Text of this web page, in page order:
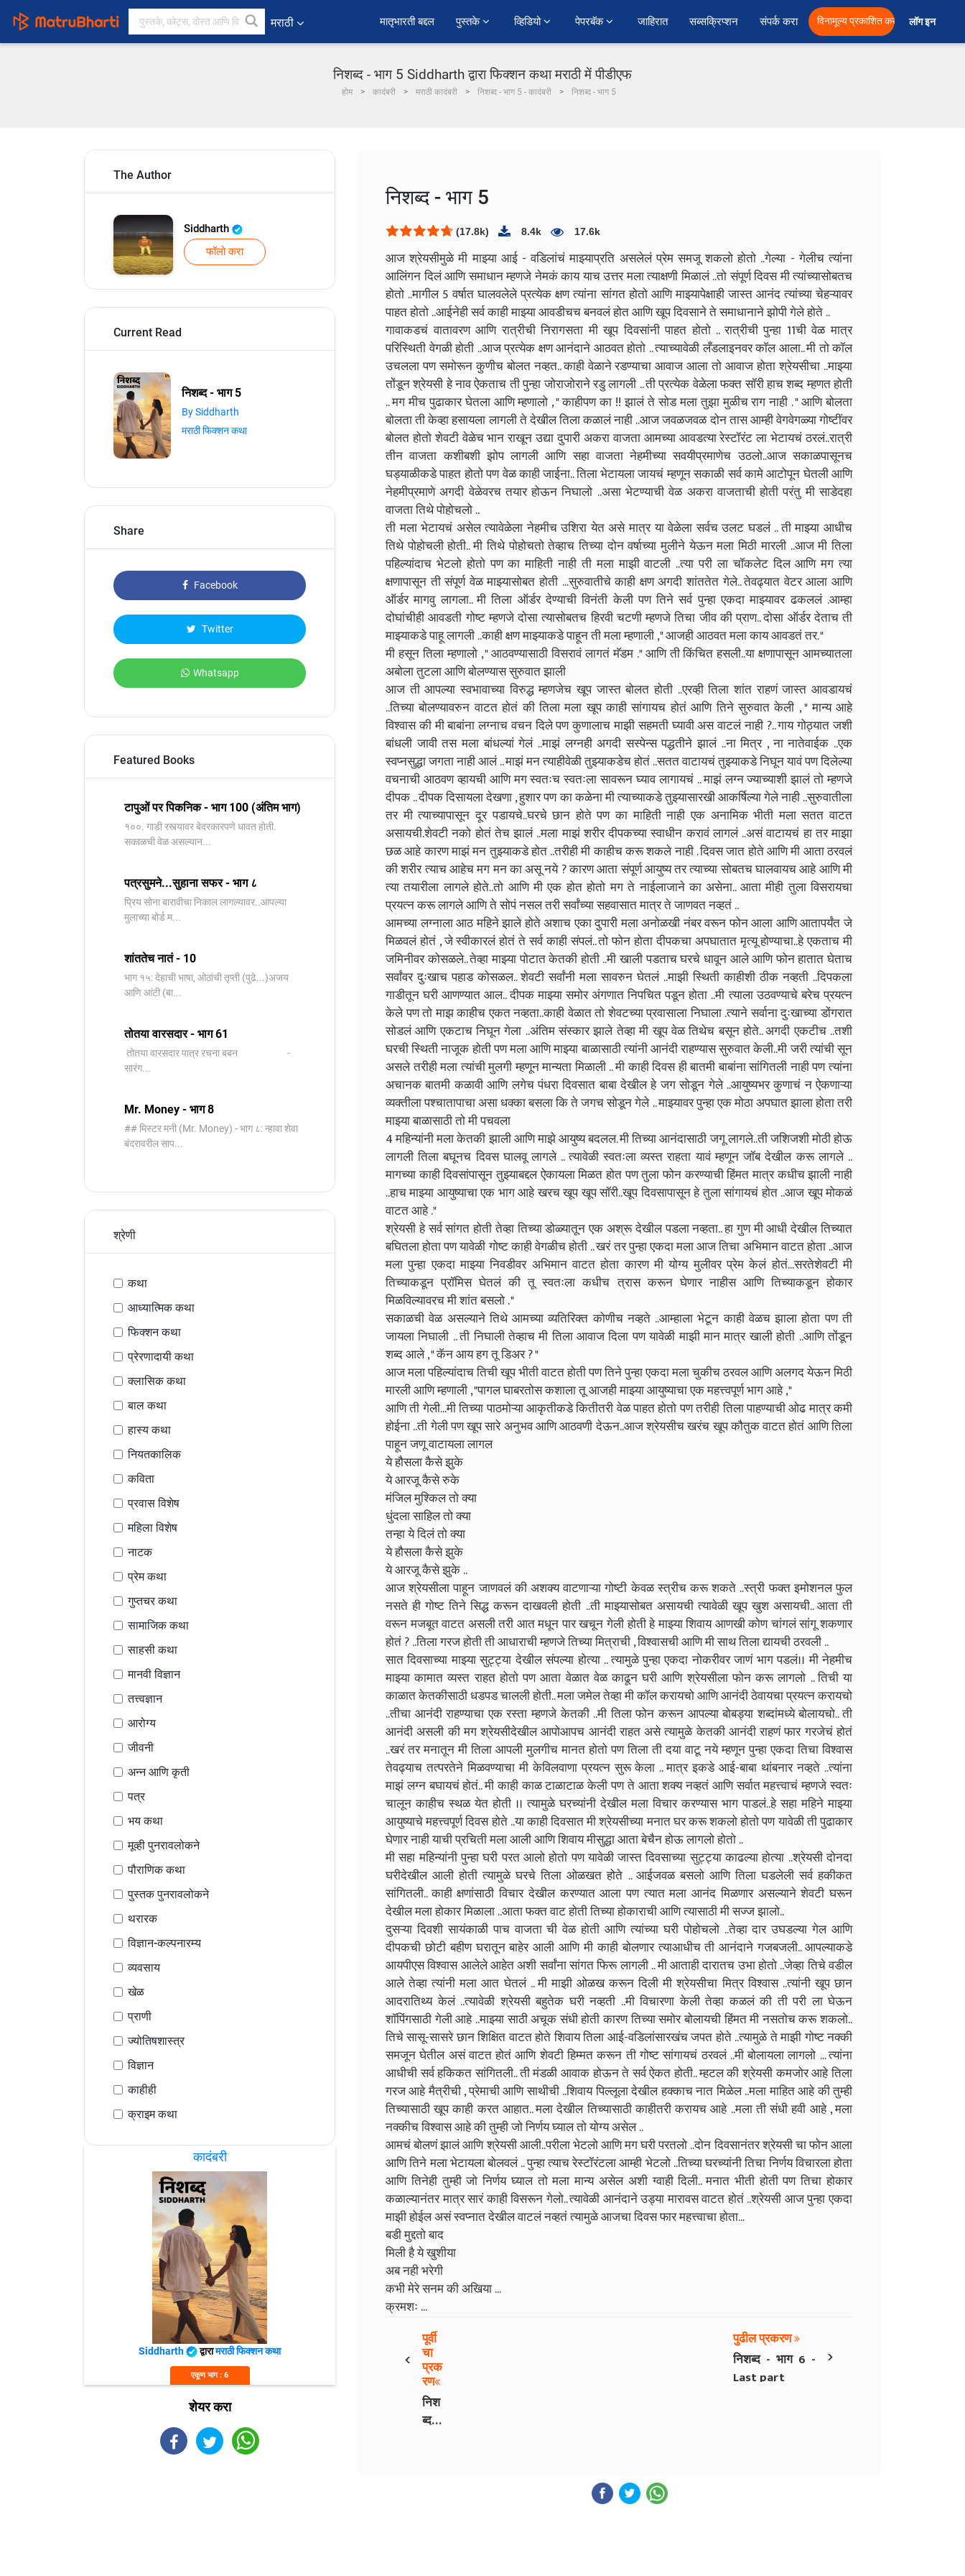
मराठी ﻿मातृभारती बद्दल पुस्तके व्हिडियो पेपरबॅक जाहिरात सब्सक्रिप्शन संपर्क करा विनामूल्य प्रकाशित करा लॉग इन
निशब्द - भाग 5 Siddharth द्वारा फिक्शन कथा मराठी में पीडीएफ
होम कादंबरी मराठी कादंबरी निशब्द - भाग 5 - कादंबरी निशब्द - भाग 5
The Author
Siddharth
फॉलो करा
Current Read
निशब्द - भाग 5
By Siddharth
मराठी फिक्शन कथा
Share
Facebook
Twitter
Whatsapp
Featured Books
टापुओं पर पिकनिक - भाग 100 (अंतिम भाग)
१००. गाडी रस्त्यावर बेदरकारपणे धावत होती.
सकाळची वेळ असल्यान...
पत्रसुमने...सुहाना सफर - भाग ८
प्रिय सोना बारावीचा निकाल लागल्यावर..आपल्या
मुलाच्या बोर्ड म...
शांततेच नातं - 10
भाग १५: देहाची भाषा, ओठांची तृप्ती (पुढे...)अजय
आणि आंटी (बा...
तोतया वारसदार - भाग 61
तोतया वारसदार पात्र रचना बबन -
सारंग...
Mr. Money - भाग 8
## मिस्टर मनी (Mr. Money) - भाग ८: न्हावा शेवा
बंदरावरील साप...
श्रेणी
कथा
आध्यात्मिक कथा
फिक्शन कथा
प्रेरणादायी कथा
क्लासिक कथा
बाल कथा
हास्य कथा
नियतकालिक
कविता
प्रवास विशेष
महिला विशेष
नाटक
प्रेम कथा
गुप्तचर कथा
सामाजिक कथा
साहसी कथा
मानवी विज्ञान
तत्त्वज्ञान
आरोग्य
जीवनी
अन्न आणि कृती
पत्र
भय कथा
मूव्ही पुनरावलोकने
पौराणिक कथा
पुस्तक पुनरावलोकने
थरारक
विज्ञान-कल्पनारम्य
व्यवसाय
खेळ
प्राणी
ज्योतिषशास्त्र
विज्ञान
काहीही
क्राइम कथा
कादंबरी
Siddharth द्वारामराठी फिक्शन कथा
एकूण भाग : 6
शेयर करा
निशब्द - भाग 5
(17.8k) 8.4k 17.6k
आज श्रेयसीमुळे मी माझ्या आई - वडिलांचं माझ्याप्रति असलेलं प्रेम समजू शकलो होतो ..गेल्या - गेलीच त्यांना
आलिंगन दिलं आणि समाधान म्हणजे नेमकं काय याच उत्तर मला त्याक्षणी मिळालं ..तो संपूर्ण दिवस मी त्यांच्यासोबतच
होतो ..मागील 5 वर्षात घालवलेले प्रत्येक क्षण त्यांना सांगत होतो आणि माझ्यापेक्षाही जास्त आनंद त्यांच्या चेहऱ्यावर
पाहत होतो ..आईनेही सर्व काही माझ्या आवडीचच बनवलं होत आणि खूप दिवसाने ते समाधानाने झोपी गेले होते ..
गावाकडचं वातावरण आणि रात्रीची निरागसता मी खूप दिवसांनी पाहत होतो .. रात्रीची पुन्हा 11ची वेळ मात्र
परिस्थिती वेगळी होती ..आज प्रत्येक क्षण आनंदाने आठवत होतो .. त्याच्यावेळी लँडलाइनवर कॉल आला.. मी तो कॉल
उचलला पण समोरून कुणीच बोलत नव्हत.. काही वेळाने रडण्याचा आवाज आला तो आवाज होता श्रेयसीचा ..माझ्या
तोंडून श्रेयसी हे नाव ऐकताच ती पुन्हा जोराजोराने रडु लागली .. ती प्रत्येक वेळेला फक्त सॉरी हाच शब्द म्हणत होती
.. मग मीच पुढाकार घेतला आणि म्हणालो , " काहीपण का !! झालं ते सोड मला तुझा मुळीच राग नाही . " आणि बोलता
बोलता ती केव्हा हसायला लागली ते देखील तिला कळालं नाही ..आज जवळजवळ दोन तास आम्ही वेगवेगळ्या गोष्टींवर
बोलत होतो शेवटी वेळेच भान राखून उद्या दुपारी अकरा वाजता आमच्या आवडत्या रेस्टॉरंट ला भेटायचं ठरलं..रात्री
तीन वाजता कशीबशी झोप लागली आणि सहा वाजता नेहमीच्या सवयीप्रमाणेच उठलो..आज सकाळपासूनच
घड्याळीकडे पाहत होतो पण वेळ काही जाईना.. तिला भेटायला जायचं म्हणून सकाळी सर्व कामे आटोपून घेतली आणि
नेहमीप्रमाणे अगदी वेळेवरच तयार होऊन निघालो ..असा भेटण्याची वेळ अकरा वाजताची होती परंतु मी साडेदहा
वाजता तिथे पोहोचलो ..
ती मला भेटायचं असेल त्यावेळेला नेहमीच उशिरा येत असे मात्र या वेळेला सर्वच उलट घडलंं .. ती माझ्या आधीच
तिथे पोहोचली होती.. मी तिथे पोहोचतो तेव्हाच तिच्या दोन वर्षाच्या मुलीने येऊन मला मिठी मारली ..आज मी तिला
पहिल्यांदाच भेटलो होतो पण का माहिती नाही ती मला माझी वाटली ..त्या परी ला चॉकलेट दिल आणि मग त्या
क्षणापासून ती संपूर्ण वेळ माझ्यासोबत होती ...सुरुवातीचे काही क्षण अगदी शांततेत गेले.. तेवढ्यात वेटर आला आणि
ऑर्डर मागवु लागला.. मी तिला ऑर्डर देण्याची विनंती केली पण तिने सर्व पुन्हा एकदा माझ्यावर ढकललं .आम्हा
दोघांचीही आवडती गोष्ट म्हणजे दोसा त्यासोबतच हिरवी चटणी म्हणजे तिचा जीव की प्राण.. दोसा ऑर्डर देताच ती
माझ्याकडे पाहू लागली ..काही क्षण माझ्याकडे पाहून ती मला म्हणाली ," आजही आठवत मला काय आवडतं तर. "
मी हसून तिला म्हणालो , " आठवण्यासाठी विसरावं लागतं मॅडम ." आणि ती किंचित हसली..या क्षणापासून आमच्यातला
अबोला तुटला आणि बोलण्यास सुरुवात झाली
आज ती आपल्या स्वभावाच्या विरुद्ध म्हणजेच खूप जास्त बोलत होती ..एरव्ही तिला शांत राहणं जास्त आवडायचं
..तिच्या बोलण्यावरुन वाटत होतं की तिला मला खूप काही सांगायच होतं आणि तिने सुरुवात केली , " मान्य आहे
विश्वास की मी बाबांना लग्नाच वचन दिले पण कुणालाच माझी सहमती घ्यावी अस वाटलं नाही ?.. गाय गोठ्यात जशी
बांधली जावी तस मला बांधल्यां गेलं ..माझं लग्नही अगदी सस्पेन्स पद्धतीने झालं ..ना मित्र , ना नातेवाईक ..एक
स्वप्नसुद्धा जगता नाही आलं .. माझं मन त्याहीवेळी तुझ्याकडेच होतं ..सतत वाटायचं तुझ्याकडे निघून यावं पण दिलेल्या
वचनाची आठवण व्हायची आणि मग स्वतःच स्वतःला सावरून घ्याव लागायचं .. माझं लग्न ज्याच्याशी झालं तो म्हणजे
दीपक .. दीपक दिसायला देखणा , हुशार पण का कळेना मी त्याच्याकडे तुझ्यासारखी आकर्षिल्या गेले नाही ..सुरुवातीला
तर मी त्याच्यापासून दूर पडायचे..घरचे छान होते पण का माहिती नाही एक अनामिक भीती मला सतत वाटत
असायची.शेवटी नको होतं तेच झालं ..मला माझं शरीर दीपकच्या स्वाधीन करावं लागलं ..असं वाटायचं हा तर माझा
छळ आहे कारण माझं मन तुझ्याकडे होत ..तरीही मी काहीच करू शकले नाही . दिवस जात होते आणि मी आता ठरवलं
की शरीर त्याच आहेच मग मन का असू नये ? कारण आता संपूर्ण आयुष्य तर त्याच्या सोबतच घालवायच आहे आणि मी
त्या तयारीला लागले होते..तो आणि मी एक होत होतो मग ते नाईलाजाने का असेना.. आता मीही तुला विसरायचा
प्रयत्न करू लागले आणि ते सोपं नसल तरी सर्वांच्या सहवासात मात्र ते जाणवत नव्हतं ..
आमच्या लग्नाला आठ महिने झाले होते अशाच एका दुपारी मला अनोळखी नंबर वरून फोन आला आणि आतापर्यंत जे
मिळवलं होतं , जे स्वीकारलं होतं ते सर्व काही संपलं.. तो फोन होता दीपकचा अपघातात मृत्यू होण्याचा..हे एकताच मी
जमिनीवर कोसळले.. तेव्हा माझ्या पोटात केतकी होती ..मी खाली पडताच घरचे धावून आले आणि फोन हातात घेताच
सर्वांवर दुःखाच पहाड कोसळल.. शेवटी सर्वांनी मला सावरुन घेतलं ..माझी स्थिती काहीशी ठीक नव्हती ..दिपकला
गाडीतून घरी आणण्यात आल.. दीपक माझ्या समोर अंगणात निपचित पडून होता ..मी त्याला उठवण्याचे बरेच प्रयत्न
केले पण तो माझ काहीच एकत नव्हता..काही वेळात तो शेवटच्या प्रवासाला निघाला .त्याने सर्वाना दुःखाच्या डोंगरात
सोडलं आणि एकटाच निघून गेला ..अंतिम संस्कार झाले तेव्हा मी खूप वेळ तिथेच बसून होते.. अगदी एकटीच ..तशी
घरची स्थिती नाजूक होती पण मला आणि माझ्या बाळासाठी त्यांनी आनंदी राहण्यास सुरुवात केली..मी जरी त्यांची सून
असले तरीही मला त्यांची मुलगी म्हणून मान्यता मिळाली .. मी काही दिवस ही बातमी बाबांना सांगितली नाही पण त्यांना
अचानक बातमी कळावी आणि लगेच पंधरा दिवसात बाबा देखील हे जग सोडून गेले ..आयुष्यभर कुणाचं न ऐकणाऱ्या
व्यक्तीला पश्चातापाचा असा धक्का बसला कि ते जगच सोडून गेले .. माझ्यावर पुन्हा एक मोठा अपघात झाला होता तरी
माझ्या बाळासाठी तो मी पचवला
4 महिन्यांनी मला केतकी झाली आणि माझे आयुष्य बदलल. मी तिच्या आनंदासाठी जगू लागले..ती जशिजशी मोठी होऊ
लागली तिला बघूनच दिवस घालवू लागले .. त्यावेळी स्वतःला व्यस्त राहता यावं म्हणून जॉब देखील करू लागले ..
मागच्या काही दिवसांपासून तुझ्याबद्दल ऐकायला मिळत होत पण तुला फोन करण्याची हिंमत मात्र कधीच झाली नाही
..हाच माझ्या आयुष्याचा एक भाग आहे खरच खूप खूप सॉरी..खूप दिवसापासून हे तुला सांगायचं होत ..आज खूप मोकळं
वाटत आहे ."
श्रेयसी हे सर्व सांगत होती तेव्हा तिच्या डोळ्यातून एक अश्रू देखील पडला नव्हता.. हा गुण मी आधी देखील तिच्यात
बघितला होता पण यावेळी गोष्ट काही वेगळीच होती .. खरं तर पुन्हा एकदा मला आज तिचा अभिमान वाटत होता ..आज
मला पुन्हा एकदा माझ्या निवडीवर अभिमान वाटत होता कारण मी योग्य मुलीवर प्रेम केलं होतं...सरतेशेवटी मी
तिच्याकडून प्रॉमिस घेतलं की तू स्वतःला कधीच त्रास करून घेणार नाहीस आणि तिच्याकडून होकार
मिळविल्यावरच मी शांत बसलो . "
सकाळची वेळ असल्याने तिथे आमच्या व्यतिरिक्त कोणीच नव्हते ..आम्हाला भेटून काही वेळच झाला होता पण ती
जायला निघाली .. ती निघाली तेव्हाच मी तिला आवाज दिला पण यावेळी माझी मान मात्र खाली होती ..आणि तोंडून
शब्द आले , " कॅन आय हग तू डिअर ? "
आज मला पहिल्यांदाच तिची खूप भीती वाटत होती पण तिने पुन्हा एकदा मला चुकीच ठरवल आणि अलगद येऊन मिठी
मारली आणि म्हणाली , "पागल घाबरतोस कशाला तू आजही माझ्या आयुष्याचा एक महत्त्वपूर्ण भाग आहे ,"
आणि ती गेली...मी तिच्या पाठमोऱ्या आकृतीकडे कितीतरी वेळ पाहत होतो पण तरीही तिला पाहण्याची ओढ मात्र कमी
होईना ..ती गेली पण खूप सारे अनुभव आणि आठवणी देऊन..आज श्रेयसीच खरंच खूप कौतुक वाटत होतं आणि तिला
पाहून जणू वाटायला लागल
ये हौसला कैसे झुके
ये आरजू कैसे रुके
मंजिल मुश्किल तो क्या
धुंदला साहिल तो क्या
तन्हा ये दिलं तो क्या
ये हौसला कैसे झुके
ये आरजू कैसे झुके ..
आज श्रेयसीला पाहून जाणवलं की अशक्य वाटणाऱ्या गोष्टी केवळ स्त्रीच करू शकते ..स्त्री फक्त इमोशनल फुल
नसते ही गोष्ट तिने सिद्ध करून दाखवली होती ..ती माझ्यासोबत असायची त्यावेळी खूप खुश असायची.. आता ती
वरून मजबूत वाटत असली तरी आत मधून पार खचून गेली होती हे माझ्या शिवाय आणखी कोण चांगलं सांगू शकणार
होतं ? ..तिला गरज होती ती आधाराची म्हणजे तिच्या मित्राची , विश्वासची आणि मी साथ तिला द्यायची ठरवली ..
सात दिवसाच्या माझ्या सुट्ट्या देखील संपल्या होत्या .. त्यामुळे पुन्हा एकदा नोकरीवर जाणं भाग पडलं।। मी नेहमीच
माझ्या कामात व्यस्त राहत होतो पण आता वेळात वेळ काढून घरी आणि श्रेयसीला फोन करू लागलो .. तिची या
काळात केतकीसाठी धडपड चालली होती.. मला जमेल तेव्हा मी कॉल करायचो आणि आनंदी ठेवायचा प्रयत्न करायचो
..तीचा आनंदी राहण्याचा एक रस्ता म्हणजे केतकी ..मी तिला फोन करून आपल्या बोबड्या शब्दांमध्ये बोलायचो.. ती
आनंदी असली की मग श्रेयसीदेखील आपोआपच आनंदी राहत असे त्यामुळे केतकी आनंदी राहणं फार गरजेचं होतं
..खरं तर मनातून मी तिला आपली मुलगीच मानत होतो पण तिला ती दया वाटू नये म्हणून पुन्हा एकदा तिचा विश्वास
तेवढ्याच तत्परतेने मिळवण्याचा मी केविलवाणा प्रयत्न सुरू केला .. मात्र इकडे आई-बाबा थांबनार नव्हते ..त्यांना
माझं लग्न बघायचं होतं.. मी काही काळ टाळाटाळ केली पण ते आता शक्य नव्हतं आणि सर्वात महत्त्वाचं म्हणजे स्वतः
चालून काहीच स्थळ येत होती ।। त्यामुळे घरच्यांनी देखील मला विचार करण्यास भाग पाडलं..हे सहा महिने माझ्या
आयुष्याचे महत्त्वपूर्ण दिवस होते ..या काही दिवसात मी श्रेयसीच्या मनात घर करू शकलो होतो पण यावेळी ती पुढाकार
घेणार नाही याची प्रचिती मला आली आणि शिवाय मीसुद्धा आता बेचैन होऊ लागलो होतो ..
मी सहा महिन्यांनी पुन्हा घरी परत आलो होतो पण यावेळी जास्त दिवसाच्या सुट्ट्या काढल्या होत्या ..श्रेयसी दोनदा
घरीदेखील आली होती त्यामुळे घरचे तिला ओळखत होते .. आईजवळ बसलो आणि तिला घडलेली सर्व हकीकत
सांगितली.. काही क्षणांसाठी विचार देखील करण्यात आला पण त्यात मला आनंद मिळणार असल्याने शेवटी घरून
देखील मला होकार मिळाला ..आता फक्त वाट होती तिच्या होकाराची आणि त्यासाठी मी सज्ज झालो..
दुसऱ्या दिवशी सायंकाळी पाच वाजता ची वेळ होती आणि त्यांच्या घरी पोहोचलो ..तेव्हा दार उघडल्या गेल आणि
दीपकची छोटी बहीण घरातून बाहेर आली आणि मी काही बोलणार त्याआधीच ती आनंदाने गजबजली.. आपल्याकडे
आयपीएस विश्वास आलेले आहेत अशी सर्वांना सांगत फिरू लागली .. मी आताही दारातच उभा होतो ..जेव्हा तिचे वडील
आले तेव्हा त्यांनी मला आत घेतलं .. मी माझी ओळख करून दिली मी श्रेयसीचा मित्र विश्वास ..त्यांनी खूप छान
आदरातिथ्य केलं ..त्यावेळी श्रेयसी बहुतेक घरी नव्हती ..मी विचारणा केली तेव्हा कळलं की ती परी ला घेऊन
शॉपिंगसाठी गेली आहे ..माझ्या साठी अचूक संधी होती कारण तिच्या समोर बोलायची हिंमत मी नसतोच करू शकलो..
तिचे सासू-सासरे छान शिक्षित वाटत होते शिवाय तिला आई-वडिलांसारखंच जपत होते ..त्यामुळे ते माझी गोष्ट नक्की
समजून घेतील असं वाटत होतं आणि शेवटी हिम्मत करून ती गोष्ट सांगायचं ठरवलं ..मी बोलायला लागलो ... त्यांना
आधीची सर्व हकिकत सांगितली.. ती मंडळी आवाक होऊन ते सर्व ऐकत होती.. म्हटल की श्रेयसी कमजोर आहे तिला
गरज आहे मैत्रीची , प्रेमाची आणि साथीची ..शिवाय पिल्लूला देखील हक्काच नात मिळेल ..मला माहित आहे की तुम्ही
तिच्यासाठी खूप काही करत आहात.. मला देखील तिच्यासाठी काहीतरी करायच आहे ..मला ती संधी हवी आहे , मला
नक्कीच विश्वास आहे की तुम्ही जो निर्णय घ्याल तो योग्य असेल ..
आमचं बोलणं झालं आणि श्रेयसी आली..परीला भेटलो आणि मग घरी परतलो ..दोन दिवसानंतर श्रेयसी चा फोन आला
आणि तिने मला भेटायला बोलवलं .. पुन्हा त्याच रेस्टॉरंटला आम्ही भेटलो ..तिच्या घरच्यांनी तिचा निर्णय विचारला होता
आणि तिनेही तुम्ही जो निर्णय घ्याल तो मला मान्य असेल अशी ग्वाही दिली.. मनात भीती होती पण तिचा होकार
कळाल्यानंतर मात्र सारं काही विसरून गेलो.. त्यावेळी आनंदाने उड्या मारावस वाटत होतं ..श्रेयसी आज पुन्हा एकदा
माझी होईल असं स्वप्नात देखील वाटलं नव्हतं त्यामुळे आजचा दिवस फार महत्त्वाचा होता...
बडी मुद्दतो बाद
मिली है ये खुशीया
अब नही भरेगी
कभी मेरे सनम की अखिया ...
क्रमशः ...
‹
पूर्वी
चा
प्रक
रण
निश
ब्द -
›
पुढील प्रकरण
निशब्द - भाग 6 -
Last part